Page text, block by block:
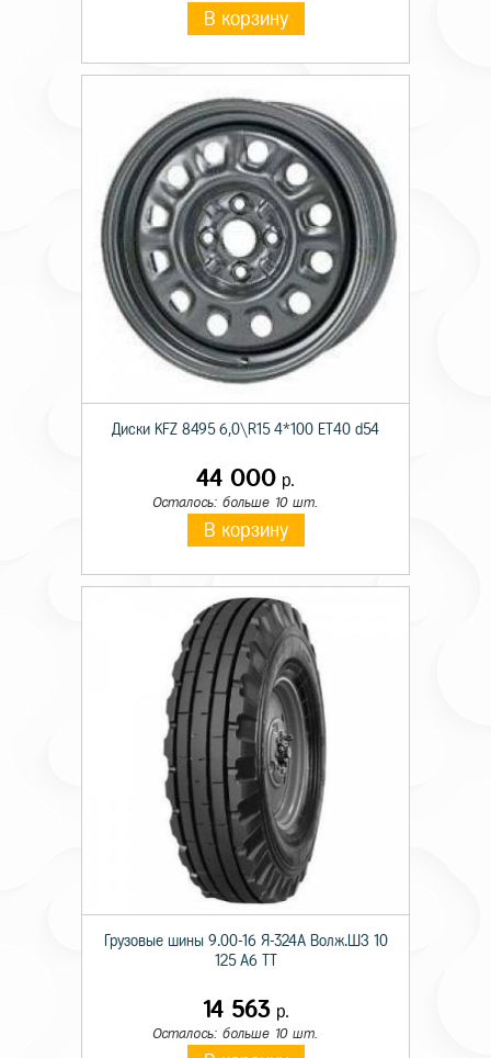
В корзину
Диски KFZ 8495 6,0\R15 4*100 ET40 d54
44 000 р.
Осталось: больше 10 шт.
В корзину
Грузовые шины 9.00-16 Я-324А Волж.ШЗ 10
125 A6 TT
14 563р.
Осталось: больше 10 шт.